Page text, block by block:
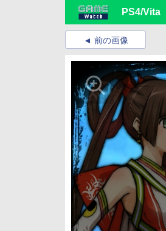
PS4/Vita
前の画像